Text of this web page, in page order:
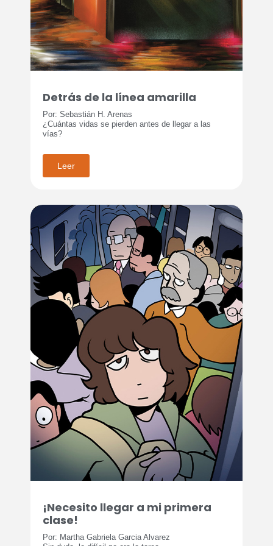
Detrás de la línea amarilla
Por: Sebastián H. Arenas
¿Cuántas vidas se pierden antes de llegar a las
vías?
Leer
¡Necesito llegar a mi primera
clase!
Por: Martha Gabriela Garcia Alvarez